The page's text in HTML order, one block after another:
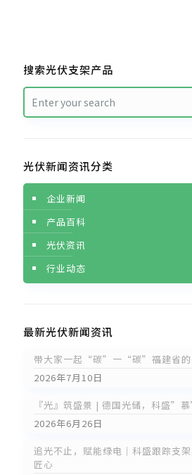
搜索光伏支架产品
光伏新闻资讯分类
企业新闻
产品百科
光伏资讯
行业动态
最新光伏新闻资讯
带大家一起“碳”一“碳”福建省的
2026年7月10日
『光』筑盛景 | 德国光储，科盛”
2026年6月26日
追光不止，赋能绿电｜科盛跟踪支
匠心